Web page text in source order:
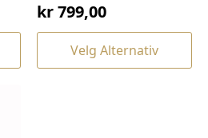
kr799,00
Velg Alternativ
Dette
produktet